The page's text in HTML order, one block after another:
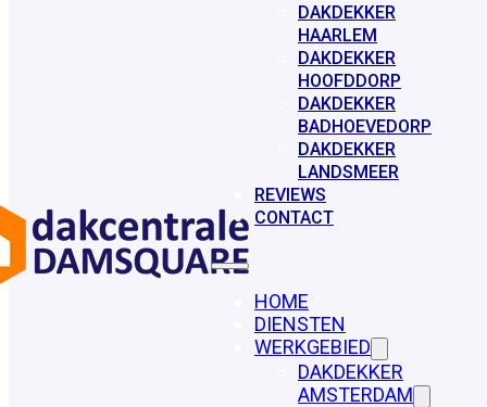
DAKDEKKER
HAARLEM
DAKDEKKER
HOOFDDORP
DAKDEKKER
BADHOEVEDORP
DAKDEKKER
LANDSMEER
REVIEWS
CONTACT
HOME
DIENSTEN
WERKGEBIED
DAKDEKKER
AMSTERDAM